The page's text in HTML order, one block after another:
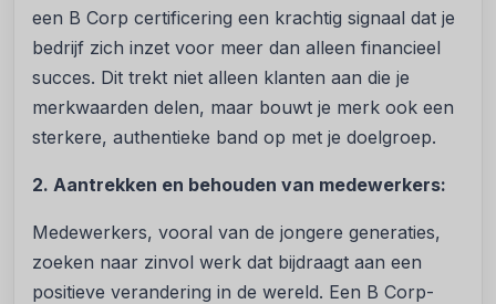
een B Corp certificering een krachtig signaal dat je
bedrijf zich inzet voor meer dan alleen financieel
succes. Dit trekt niet alleen klanten aan die je
merkwaarden delen, maar bouwt je merk ook een
sterkere, authentieke band op met je doelgroep.
2. Aantrekken en behouden van medewerkers:
Medewerkers, vooral van de jongere generaties,
zoeken naar zinvol werk dat bijdraagt aan een
positieve verandering in de wereld. Een B Corp-